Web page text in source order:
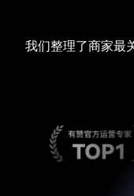
我们整理了商家最